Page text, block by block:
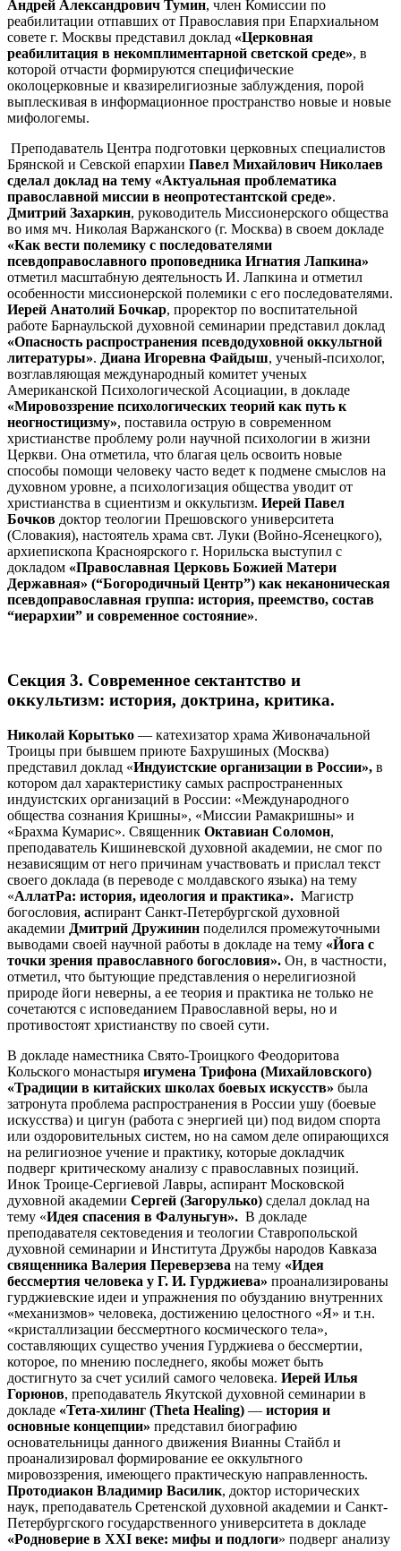
Андрей Александрович Тумин, член Комиссии по
реабилитации отпавших от Православия при Епархиальном
совете г. Москвы представил доклад «Церковная
реабилитация в некомплиментарной светской среде», в
которой отчасти формируются специфические
околоцерковные и квазирелигиозные заблуждения, порой
выплескивая в информационное пространство новые и новые
мифологемы.
Преподаватель Центра подготовки церковных специалистов
Брянской и Севской епархии Павел Михайлович Николаев
сделал доклад на тему «Актуальная проблематика
православной миссии в неопротестантской среде».
Дмитрий Захаркин, руководитель Миссионерского общества
во имя мч. Николая Варжанского (г. Москва) в своем докладе
«Как вести полемику с последователями
псевдоправославного проповедника Игнатия Лапкина»
отметил масштабную деятельность И. Лапкина и отметил
особенности миссионерской полемики с его последователями.
Иерей Анатолий Бочкар, проректор по воспитательной
работе Барнаульской духовной семинарии представил доклад
«Опасность распространения псевдодуховной оккультной
литературы». Диана Игоревна Файдыш, ученый-психолог,
возглавляющая международный комитет ученых
Американской Психологической Асоциации, в докладе
«Мировоззрение психологических теорий как путь к
неогностицизму», поставила острую в современном
христианстве проблему роли научной психологии в жизни
Церкви. Она отметила, что благая цель освоить новые
способы помощи человеку часто ведет к подмене смыслов на
духовном уровне, а психологизация общества уводит от
христианства в сциентизм и оккультизм. Иерей Павел
Бочков доктор теологии Прешовского университета
(Словакия), настоятель храма свт. Луки (Войно-Ясенецкого),
архиепископа Красноярского г. Норильска выступил с
докладом «Православная Церковь Божией Матери
Державная» (“Богородичный Центр”) как неканоническая
псевдоправославная группа: история, преемство, состав
“иерархии” и современное состояние».
Секция 3. Современное сектантство и
оккультизм: история, доктрина, критика.
Николай Корытько — катехизатор храма Живоначальной
Троицы при бывшем приюте Бахрушиных (Москва)
представил доклад «Индуистские организации в России», в
котором дал характеристику самых распространенных
индуистских организаций в России: «Международного
общества сознания Кришны», «Миссии Рамакришны» и
«Брахма Кумарис». Священник Октавиан Соломон,
преподаватель Кишиневской духовной академии, не смог по
независящим от него причинам участвовать и прислал текст
своего доклада (в переводе с молдавского языка) на тему
«АллатРа: история, идеология и практика». Магистр
богословия, аспирант Санкт-Петербургской духовной
академии Дмитрий Дружинин поделился промежуточными
выводами своей научной работы в докладе на тему «Йога с
точки зрения православного богословия». Он, в частности,
отметил, что бытующие представления о нерелигиозной
природе йоги неверны, а ее теория и практика не только не
сочетаются с исповеданием Православной веры, но и
противостоят христианству по своей сути.
В докладе наместника Свято-Троицкого Феодоритова
Кольского монастыря игумена Трифона (Михайловского)
«Традиции в китайских школах боевых искусств» была
затронута проблема распространения в России ушу (боевые
искусства) и цигун (работа с энергией ци) под видом спорта
или оздоровительных систем, но на самом деле опирающихся
на религиозное учение и практику, которые докладчик
подверг критическому анализу с православных позиций.
Инок Троице-Сергиевой Лавры, аспирант Московской
духовной академии Сергей (Загорулько) сделал доклад на
тему «Идея спасения в Фалуньгун». В докладе
преподавателя сектоведения и теологии Ставропольской
духовной семинарии и Института Дружбы народов Кавказа
священника Валерия Переверзева на тему «Идея
бессмертия человека у Г. И. Гурджиева» проанализированы
гурджиевские идеи и упражнения по обузданию внутренних
«механизмов» человека, достижению целостного «Я» и т.н.
«кристаллизации бессмертного космического тела»,
составляющих существо учения Гурджиева о бессмертии,
которое, по мнению последнего, якобы может быть
достигнуто за счет усилий самого человека. Иерей Илья
Горюнов, преподаватель Якутской духовной семинарии в
докладе «Тета-хилинг (Theta Healing) — история и
основные концепции» представил биографию
основательницы данного движения Вианны Стайбл и
проанализировал формирование ее оккультного
мировоззрения, имеющего практическую направленность.
Протодиакон Владимир Василик, доктор исторических
наук, преподаватель Сретенской духовной академии и Санкт-
Петербургского государственного университета в докладе
«Родноверие в XXI веке: мифы и подлоги» подверг анализу